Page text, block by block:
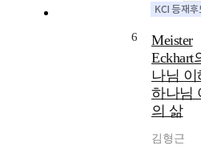
6
Meister
Eckhart
나님 이
하나님
의 삶
김형근